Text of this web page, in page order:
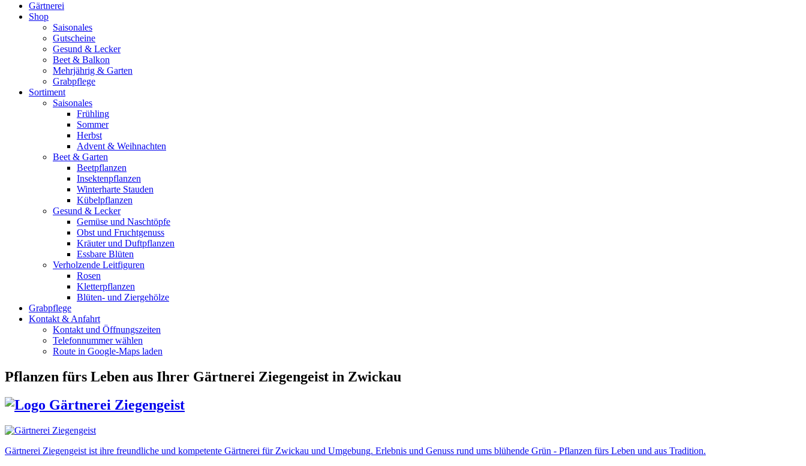
Gärtnerei
Shop
Saisonales
Gutscheine
Gesund & Lecker
Beet & Balkon
Mehrjährig & Garten
Grabpflege
Sortiment
Saisonales
Frühling
Sommer
Herbst
Advent & Weihnachten
Beet & Garten
Beetpflanzen
Insektenpflanzen
Winterharte Stauden
Kübelpflanzen
Gesund & Lecker
Gemüse und Naschtöpfe
Obst und Fruchtgenuss
Kräuter und Duftpflanzen
Essbare Blüten
Verholzende Leitfiguren
Rosen
Kletterpflanzen
Blüten- und Ziergehölze
Grabpflege
Kontakt & Anfahrt
Kontakt und Öffnungszeiten
Telefonnummer wählen
Route in Google-Maps laden
Pflanzen fürs Leben aus Ihrer Gärtnerei Ziegengeist in Zwickau
Gärtnerei Ziegengeist ist ihre freundliche und kompetente Gärtnerei für Zwickau und Umgebung. Erlebnis und Genuss rund ums blühende Grün - Pflanzen fürs Leben und aus Tradition.